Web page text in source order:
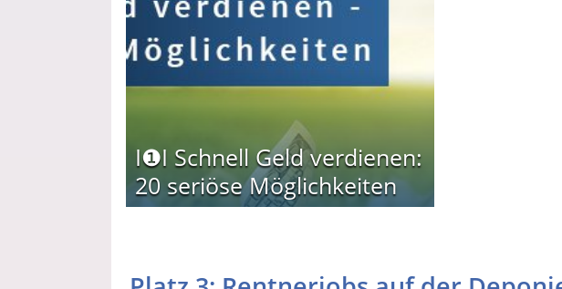
I❶I Schnell Geld verdienen:
20 seriöse Möglichkeiten